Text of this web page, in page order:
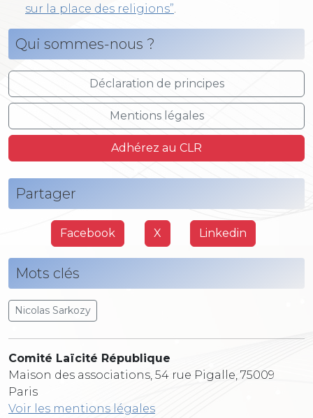
sur la place des religions”
Qui sommes-nous ?
Déclaration de principes
Mentions légales
Adhérez au CLR
Partager
Facebook X Linkedin
Mots clés
Nicolas Sarkozy
Comité Laïcité République
Maison des associations, 54 rue Pigalle, 75009
Paris
Voir les mentions légales